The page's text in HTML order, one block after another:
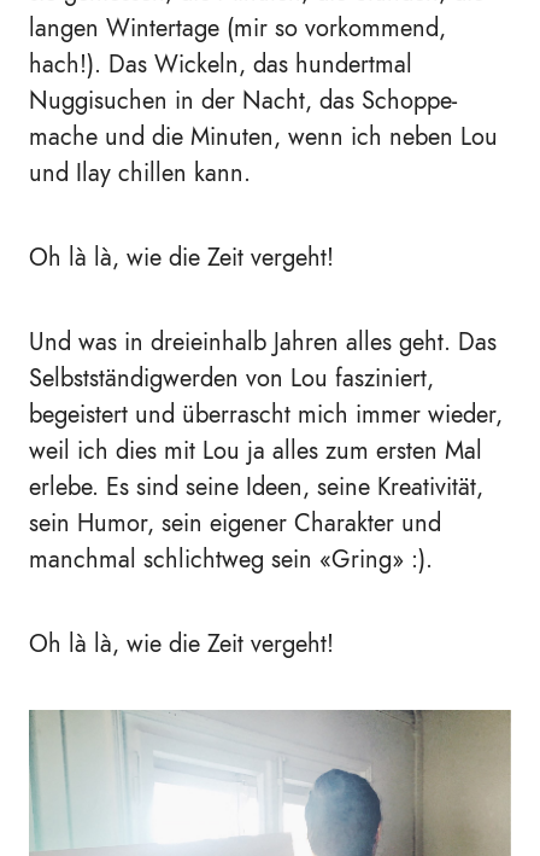
langen Wintertage (mir so vorkommend,
hach!). Das Wickeln, das hundertmal
Nuggisuchen in der Nacht, das Schoppe-
mache und die Minuten, wenn ich neben Lou
und Ilay chillen kann.
Oh là là, wie die Zeit vergeht!
Und was in dreieinhalb Jahren alles geht. Das
Selbstständigwerden von Lou fasziniert,
begeistert und überrascht mich immer wieder,
weil ich dies mit Lou ja alles zum ersten Mal
erlebe. Es sind seine Ideen, seine Kreativität,
sein Humor, sein eigener Charakter und
manchmal schlichtweg sein «Gring» :).
Oh là là, wie die Zeit vergeht!